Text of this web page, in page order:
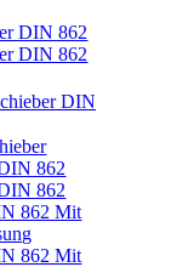
DIN 862
DIN 862
DIN
862
862
862 Mit
862 Mit